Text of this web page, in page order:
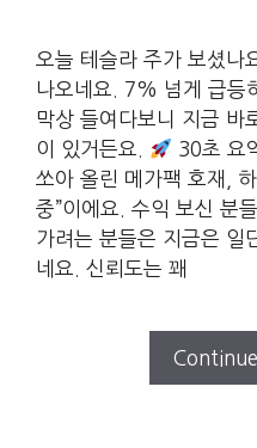
오늘 테슬라 주가 보셨나
나오네요. 7% 넘게 급등
막상 들여다보니 지금 바
이 있거든요.
30초 요
쏘아 올린 메가팩 호재,
중”이에요. 수익 보신 분
가려는 분들은 지금은 일
네요. 신뢰도는 꽤